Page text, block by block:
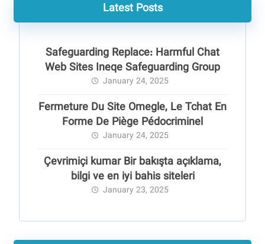
Latest Posts
Safeguarding Replace: Harmful Chat
Web Sites Ineqe Safeguarding Group
January 24, 2025
Fermeture Du Site Omegle, Le Tchat En
Forme De Piège Pédocriminel
January 24, 2025
Çevrimiçi kumar Bir bakışta açıklama,
bilgi ve en iyi bahis siteleri
January 23, 2025